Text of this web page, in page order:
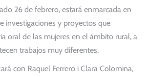
26 de febrero, estará enmarcada en
investigaciones y proyectos que
oral de las mujeres en el ámbito rural, a
trabajos muy diferentes.
con Raquel Ferrero i Clara Colomina,